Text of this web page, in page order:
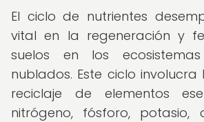
El ciclo de nutrientes
vital en la regeneración y
suelos en los
nublados. Este ciclo
reciclaje de elementos
nitrógeno, fósforo, potasio,